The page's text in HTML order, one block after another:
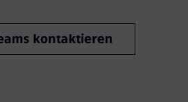
kontaktieren